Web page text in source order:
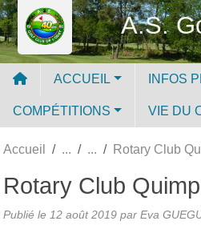
A.S.
ACCUEIL INFOS
COMPÉTITIONS VIE DU
Accueil Rotary Club
Rotary Club
Publié le 12 août 2019 par Eva
Panneau de gestion des cookies